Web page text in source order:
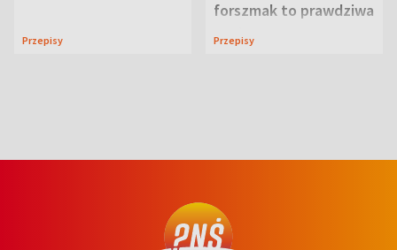
Przepisy
forszmak to prawdziwa
uczta
Przepisy